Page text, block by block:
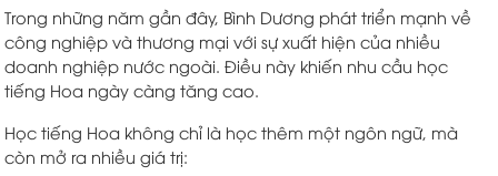
Trong những năm gần đây, Bình Dương phát triển mạnh về
công nghiệp và thương mại với sự xuất hiện của nhiều
doanh nghiệp nước ngoài. Điều này khiến nhu cầu học
tiếng Hoa ngày càng tăng cao.
Học tiếng Hoa không chỉ là học thêm một ngôn ngữ, mà
còn mở ra nhiều giá trị: